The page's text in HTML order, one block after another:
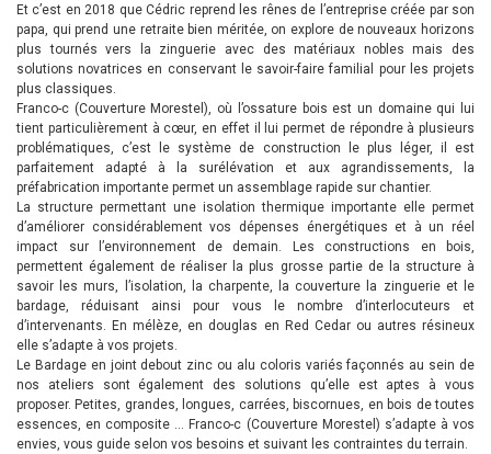
Et c’est en 2018 que Cédric reprend les rênes de l’entreprise créée par son
papa, qui prend une retraite bien méritée, on explore de nouveaux horizons
plus tournés vers la zinguerie avec des matériaux nobles mais des
solutions novatrices en conservant le savoir-faire familial pour les projets
plus classiques.
Franco-c (Couverture Morestel), où l’ossature bois est un domaine qui lui
tient particulièrement à cœur, en effet il lui permet de répondre à plusieurs
problématiques, c’est le système de construction le plus léger, il est
parfaitement adapté à la surélévation et aux agrandissements, la
préfabrication importante permet un assemblage rapide sur chantier.
La structure permettant une isolation thermique importante elle permet
d’améliorer considérablement vos dépenses énergétiques et à un réel
impact sur l’environnement de demain. Les constructions en bois,
permettent également de réaliser la plus grosse partie de la structure à
savoir les murs, l’isolation, la charpente, la couverture la zinguerie et le
bardage, réduisant ainsi pour vous le nombre d’interlocuteurs et
d’intervenants. En mélèze, en douglas en Red Cedar ou autres résineux
elle s’adapte à vos projets.
Le Bardage en joint debout zinc ou alu coloris variés façonnés au sein de
nos ateliers sont également des solutions qu’elle est aptes à vous
proposer. Petites, grandes, longues, carrées, biscornues, en bois de toutes
essences, en composite … Franco-c (Couverture Morestel) s’adapte à vos
envies, vous guide selon vos besoins et suivant les contraintes du terrain.